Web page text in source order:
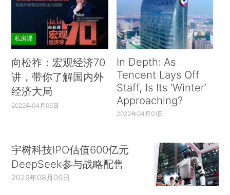
私房课
向松祚：宏观经济70
讲，带你了解国内外
经济大局
2022年04月06日
In Depth: As
Tencent Lays Off
Staff, Is Its ‘Winter’
Approaching?
2022年04月01日
宇树科技IPO估值600亿元
DeepSeek参与战略配售
2026年08月06日